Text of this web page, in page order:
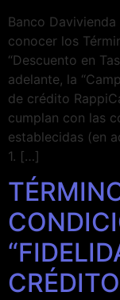
Banco Davivienda
conocer los
“Descuento en
adelante, la
de crédito
cumplan con las
establecidas (en
1. […]